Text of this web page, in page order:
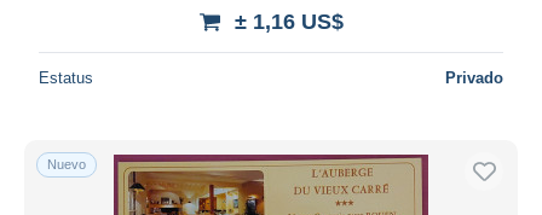
± 1,16 US$
Estatus Privado
Nuevo